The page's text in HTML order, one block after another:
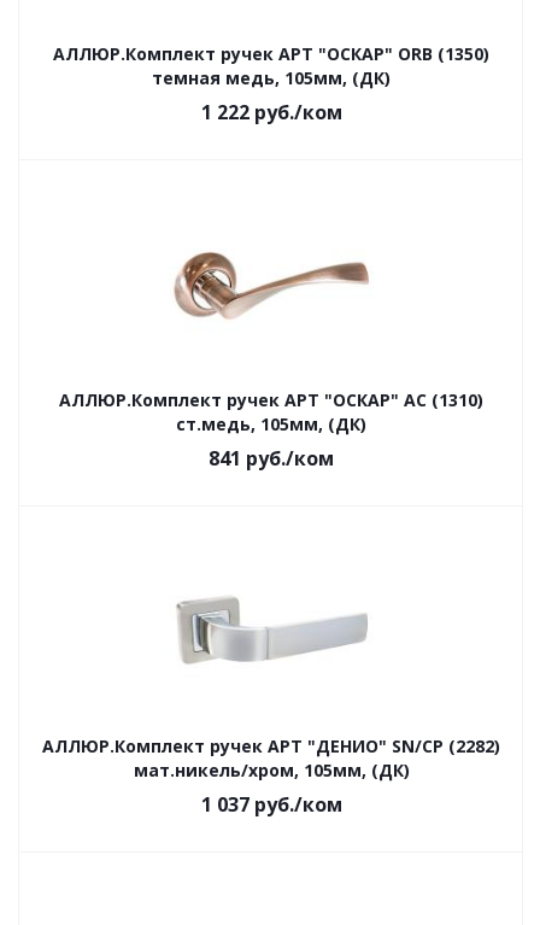
АЛЛЮР.Комплект ручек АРТ "ОСКАР" ORB (1350)
темная медь, 105мм, (ДК)
1 222руб./ком
АЛЛЮР.Комплект ручек АРТ "ОСКАР" AC (1310)
ст.медь, 105мм, (ДК)
841 руб./ком
АЛЛЮР.Комплект ручек АРТ "ДЕНИО" SN/CP (2282)
мат.никель/хром, 105мм, (ДК)
1 037руб./ком